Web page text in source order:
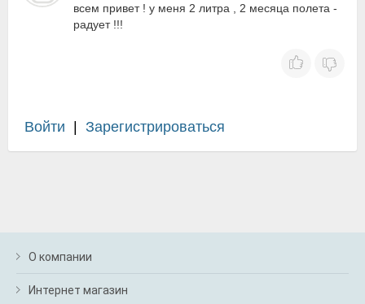
всем привет ! у меня 2 литра , 2 месяца полета -
радует !!!
Войти Зарегистрироваться
О компании
Интернет магазин